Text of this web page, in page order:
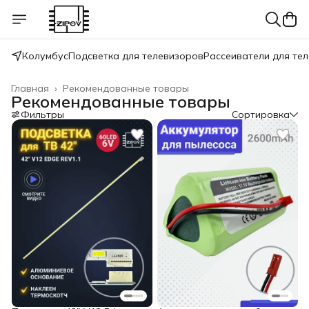
КолумбусПодсветка для телевизоровРассеиватели для
Рекомендованные товары
Главная ›
Рекомендованные товары
Фильтры Сортировка